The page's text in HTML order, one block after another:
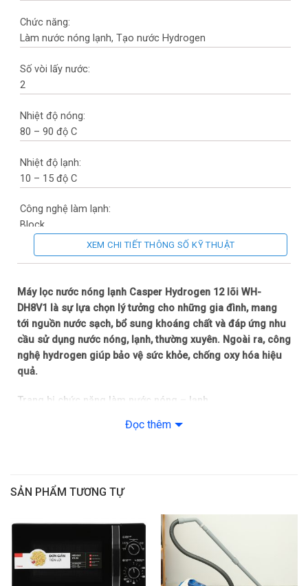
Chức năng:
Làm nước nóng lạnh, Tạo nước Hydrogen
Số vòi lấy nước:
2
Nhiệt độ nóng:
80 – 90 độ C
Nhiệt độ lạnh:
10 – 15 độ C
Công nghệ làm lạnh:
Block
Chất liệu vỏ:
Thông tin lõi lọc
Số lõi:
12
Lõi lọc thô:
than hoạt tính dạng hạt C-GAC
Alkaline, Alkaline Plus, Hydrogen Plus, Lõi Bio Ceramic, Lõi
10 – 15 lít/giờ
XEM CHI TIẾT THÔNG SỐ KỸ THUẬT
Máy lọc nước nóng lạnh Casper Hydrogen 12 lõi WH-
DH8V1 là sự lựa chọn lý tưởng cho những gia đình, mang
tới nguồn nước sạch, bổ sung khoáng chất và đáp ứng nhu
cầu sử dụng nước nóng, lạnh, thường xuyên. Ngoài ra, công
nghệ hydrogen giúp bảo vệ sức khỏe, chống oxy hóa hiệu
quả.
Trang bị chức năng làm nước nóng – lạnh
Máy lọc nước Casper Hydrogen 12 lõi WH-DH8V1 tích hợp ba
Đọc thêm
SẢN PHẨM TƯƠNG TỰ